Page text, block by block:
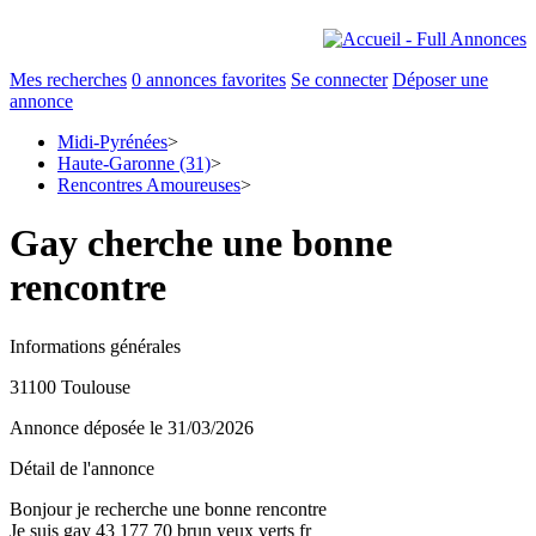
Mes recherches 0 annonces favorites Se connecter Déposer une
annonce
Midi-Pyrénées>
Haute-Garonne (31)>
Rencontres Amoureuses>
Gay cherche une bonne
rencontre
Informations générales
31100 Toulouse
Annonce déposée le 31/03/2026
Détail de l'annonce
Bonjour je recherche une bonne rencontre
Je suis gay 43 177 70 brun yeux verts fr